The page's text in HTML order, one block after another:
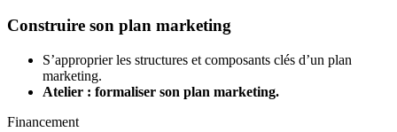
Construire son plan marketing
S’approprier les structures et composants clés d’un plan
marketing.
Atelier : formaliser son plan marketing.
Financement